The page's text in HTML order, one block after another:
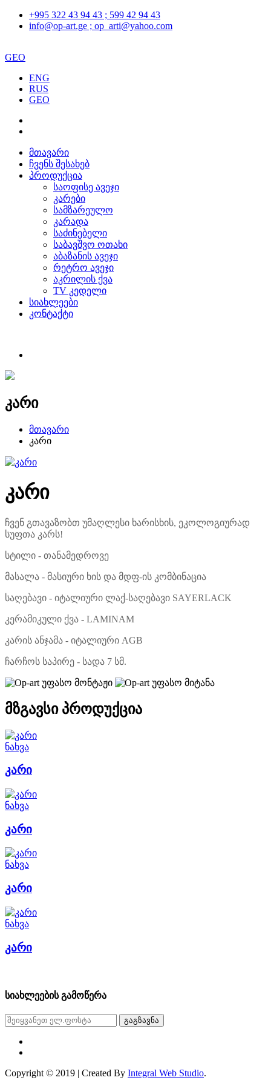
+995 322 43 94 43 ; 599 42 94 43
info@op-art.ge ; op_arti@yahoo.com
GEO
ENG
RUS
GEO
მთავარი
ჩვენს შესახებ
პროდუქცია
საოფისე ავეჯი
კარები
სამზარეულო
კარადა
საძინებელი
საბავშვო ოთახი
აბაზანის ავეჯი
რეტრო ავეჯი
აკრილის ქვა
TV კედელი
სიახლეები
კონტაქტი
კარი
მთავარი
კარი
კარი
ჩვენ გთავაზობთ უმაღლესი ხარისხის, ეკოლოგიურად
სუფთა კარს!
სტილი - თანამედროვე
მასალა - მასიური ხის და მდფ-ის კომბინაცია
საღებავი - იტალიური ლაქ-საღებავი SAYERLACK
კერამიკული ქვა - LAMINAM
კარის ანჯამა - იტალიური AGB
ჩარჩოს საპირე - სადა 7 სმ.
უფასო მონტაჟი უფასო მიტანა
მზგავსი პროდუქცია
ნახვა
კარი
ნახვა
კარი
ნახვა
კარი
ნახვა
კარი
სიახლეების გამოწერა
გაგზავნა
Copyright © 2019 | Created By Integral Web Studio.